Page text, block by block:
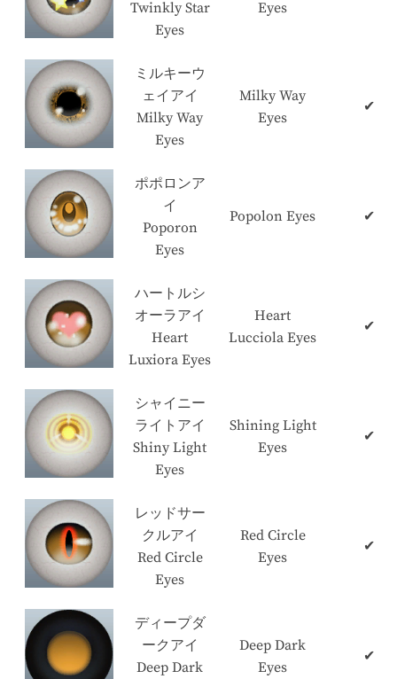
Twinkly Star
Eyes
Eyes
ミルキーウ
ェイアイ
Milky Way
Eyes
Milky Way
Eyes
✔
ポポロンア
イ
Poporon
Eyes
Popolon Eyes ✔
ハートルシ
オーラアイ
Heart
Luxiora Eyes
Heart
Lucciola Eyes
✔
シャイニー
ライトアイ
Shiny Light
Eyes
Shining Light
Eyes
✔
レッドサー
クルアイ
Red Circle
Eyes
Red Circle
Eyes
✔
ディープダ
ークアイ
Deep Dark
Deep Dark
Eyes
✔